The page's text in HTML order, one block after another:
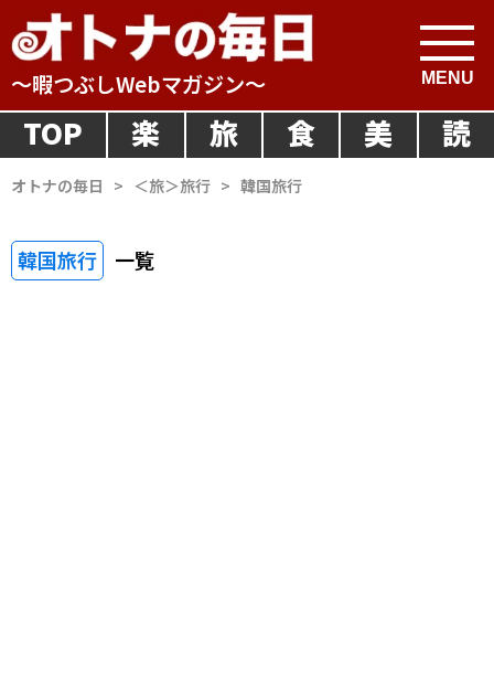
～暇つぶしWebマガジン～
TOP 楽 旅 食 美 読
オトナの毎日 > ＜旅＞旅行 > 韓国旅行
韓国旅行 一覧